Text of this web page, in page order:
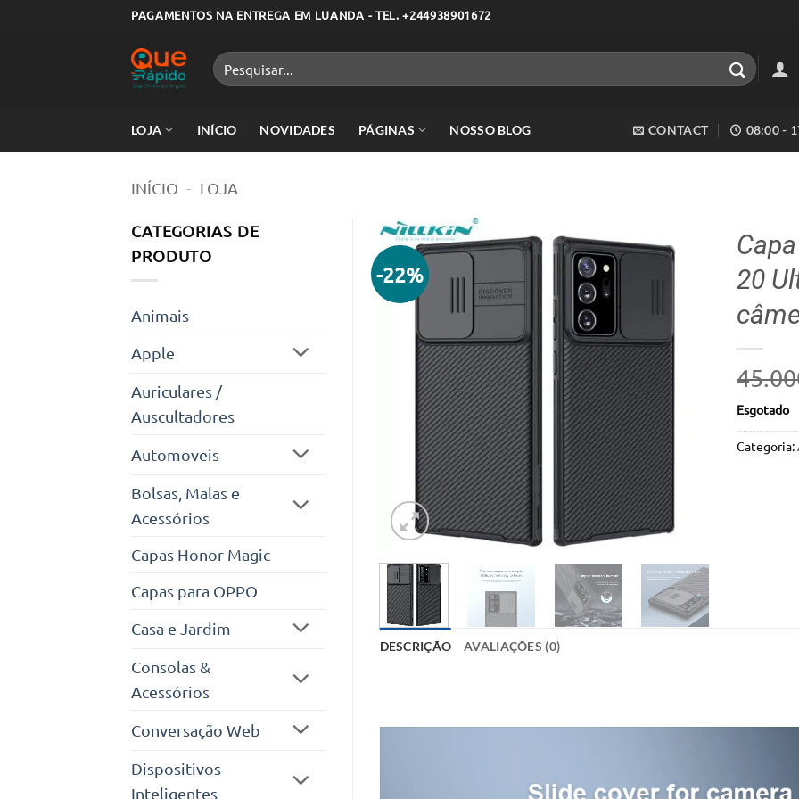
PAGAMENTOS NA ENTREGA EM LUANDA - TEL. +244938901672
Pesquisar
por:
LOJA INÍCIO NOVIDADES PÁGINAS NOSSO BLOG CONTACT 08:00 -
INÍCIO - LOJA
CATEGORIAS DE
PRODUTO
Animais
Apple
Auriculares /
Auscultadores
Automoveis
Bolsas, Malas e
Acessórios
Capas Honor Magic
Capas para OPPO
Casa e Jardim
Consolas &
Acessórios
Conversação Web
Dispositivos
Inteligentes
-22%
Adicionar
20
Esgotado
Categoria:
DESCRIÇÃO AVALIAÇÕES (0)